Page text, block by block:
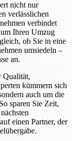
nicht nur
verlässlichen
verbindet
Ihren Umzug
ob Sie in eine
umsiedeln –
an.
Qualität,
kümmern sich
auch um die
sparen Sie Zeit,
einen Partner, der